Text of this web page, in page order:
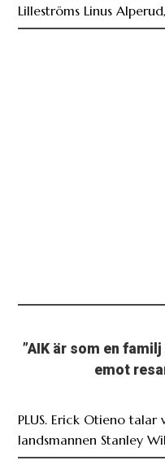
Lilleströms Linus
”AIK är som en
emot
PLUS. Erick Otieno
landsmannen Stanley